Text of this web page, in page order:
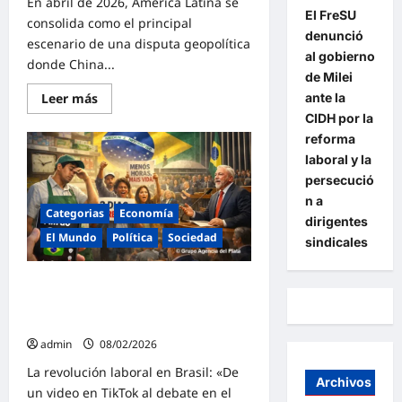
consolida como el principal
escenario de una disputa geopolítica
donde China...
Leer másLee
más
América
Latina
en
disputa,
el
avance
silencioso
de
China
y
el
Categorias
Economía
El Mundo
Política Sociedad
admin
08/02/2026
La revolución laboral en Brasil: «De
un video en TikTok al debate en el
El FreSU
denunció
al gobierno
de Milei
ante la
CIDH por la
reforma
laboral y la
persecució
n a
dirigentes
sindicales
Archivos